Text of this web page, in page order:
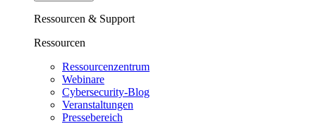
Ressourcen & Support
Ressourcen
Ressourcenzentrum
Webinare
Cybersecurity-Blog
Veranstaltungen
Pressebereich